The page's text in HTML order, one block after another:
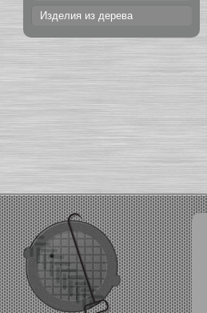
Изделия из дерева